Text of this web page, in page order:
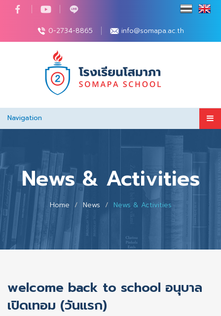
0-2734-8865 info@somapa.ac.th
Navigation
News & Activities
Home News News & Activities
welcome back to school อนุบาล
เปิดเทอม (วันแรก)